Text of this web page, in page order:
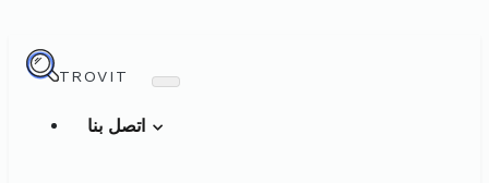
TROVIT